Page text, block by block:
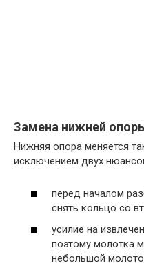
Замена нижней
Нижняя опора меняется
исключением двух
перед началом
снять кольцо со
усилие на
поэтому молотка
небольшой